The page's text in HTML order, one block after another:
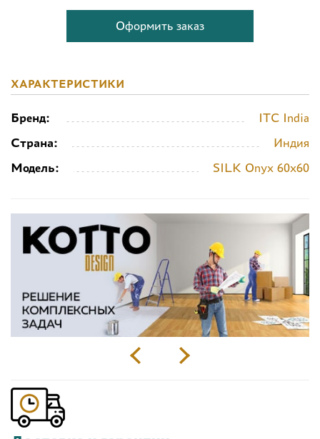
Оформить заказ
ХАРАКТЕРИСТИКИ
Бренд:
ITC India
Страна:
Индия
Модель:
SILK Onyx 60x60